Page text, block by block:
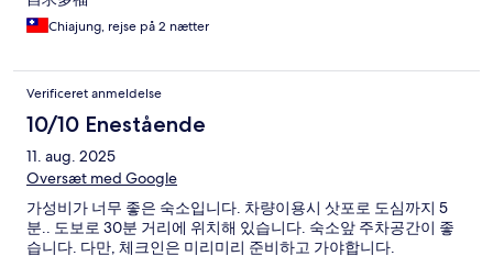
Chiajung, rejse på 2 nætter
Verificeret anmeldelse
10/10 Enestående
11. aug. 2025
Oversæt med Google
가성비가 너무 좋은 숙소입니다. 차량이용시 삿포로 도심까지 5
분.. 도보로 30분 거리에 위치해 있습니다. 숙소앞 주차공간이 좋
습니다. 다만, 체크인은 미리미리 준비하고 가야합니다.